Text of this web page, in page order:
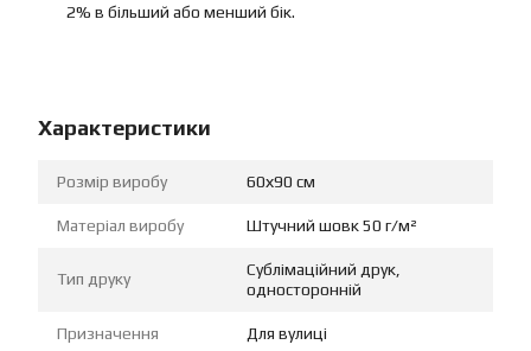
2% в більший або менший бік.
Характеристики
Розмір виробу 60х90 см
Матеріал виробу Штучний шовк 50 г/м²
Тип друку
Сублімаційний друк,
односторонній
Призначення Для вулиці